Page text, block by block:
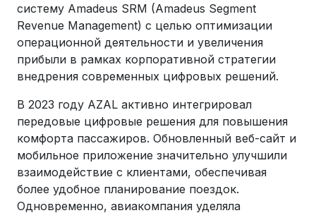
систему Amadeus SRM (Amadeus Segment
Revenue Management) с целью оптимизации
операционной деятельности и увеличения
прибыли в рамках корпоративной стратегии
внедрения современных цифровых решений.
В 2023 году AZAL активно интегрировал
передовые цифровые решения для повышения
комфорта пассажиров. Обновленный веб-сайт и
мобильное приложение значительно улучшили
взаимодействие с клиентами, обеспечивая
более удобное планирование поездок.
Одновременно, авиакомпания уделяла